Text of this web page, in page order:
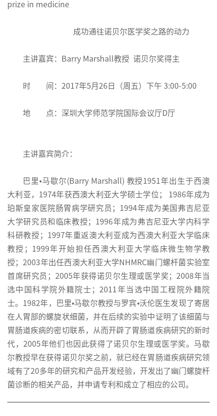
prize in medicine
成功通往诺贝尔医学奖之路的动力
主讲嘉宾：Barry Marshall教授 诺贝尔奖得主
时 间：2017年5月26日（周五）下午 3:00-5:00
地 点：深圳大学师范学院国际会议厅D厅
主讲嘉宾简介：
巴里•马歇尔(Barry Marshall) 教授1951年出生于西澳
大利亚，1974年获西澳大利亚大学硕士学位； 1986年成为
珀斯皇家医院肠胃病学研究员；1994年成为美国弗吉尼亚
大学研究员和临床教授；1996年成为弗吉尼亚大学内科学
科研教授；1997年重返澳大利亚成为西澳大利亚大学临床
教授；1999年开始担任西澳大利亚大学临床微生物学教
授；2003年出任西澳大利亚大学NHMRC幽门螺杆菌实验室
首席研究员；2005年获得诺贝尔生理或医学奖；2008年当
选中国科学院外籍院士；2011年当选中国工程院外籍院
士。1982年，巴里•马歇尔教授与罗宾•沃伦医生发现了寄居
在人胃部的螺旋状细菌，并在后续的实验中证明了该细菌与
胃肠道疾病的密切联系，从而开辟了胃肠道疾病研究的新时
代，2005年他们也因此获得了诺贝尔生理或医学奖。马歇
尔教授早在获得诺贝尔奖之前，就已经在胃肠道疾病研究领
域有了20多年的研究和产品开发经验，开发出了幽门螺旋杆
菌诊断的相关产品，并申请专利和成立了相应的公司。